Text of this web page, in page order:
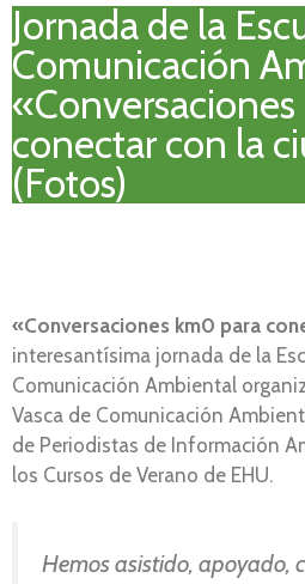
Jornada de la
Comunicación
conectar con la
(Fotos)
«Conversaciones km0 para
interesantísima jornada de la
Comunicación Ambiental
Vasca de Comunicación
de Periodistas de Información
los Cursos de Verano de EHU.
Hemos asistido, apoyado,